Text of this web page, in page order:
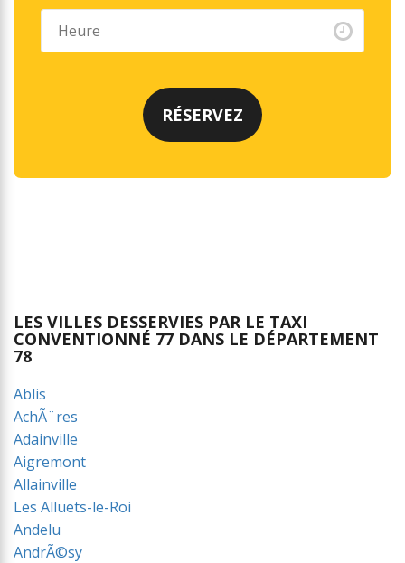
LES VILLES DESSERVIES PAR LE TAXI
CONVENTIONNÉ 77 DANS LE DÉPARTEMENT
78
Ablis
AchÃ¨res
Adainville
Aigremont
Allainville
Les Alluets-le-Roi
Andelu
AndrÃ©sy